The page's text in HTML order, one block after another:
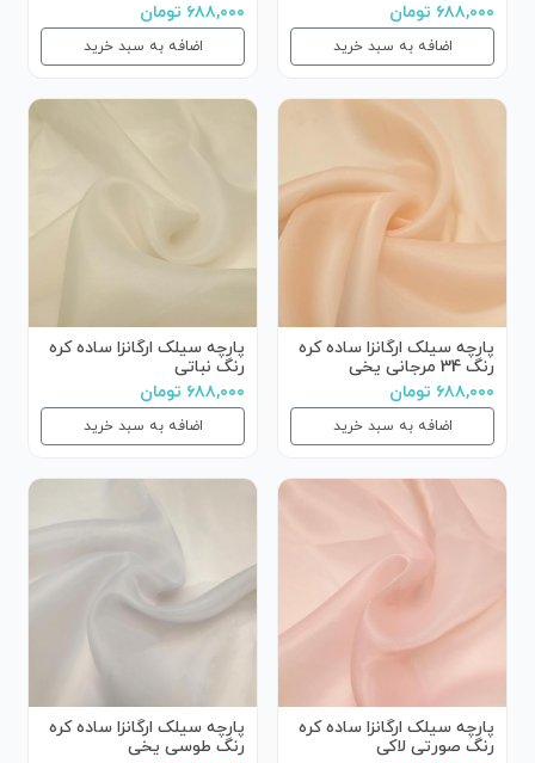
۶۸۸,۰۰۰ تومان
اضافه به سبد خرید
۶۸۸,۰۰۰ تومان
اضافه به سبد خرید
پارچه سیلک ارگانزا ساده کره
رنگ 34 مرجانی یخی
۶۸۸,۰۰۰ تومان
اضافه به سبد خرید
پارچه سیلک ارگانزا ساده کره
رنگ نباتی
۶۸۸,۰۰۰ تومان
اضافه به سبد خرید
پارچه سیلک ارگانزا ساده کره
رنگ صورتی لاکی
پارچه سیلک ارگانزا ساده کره
رنگ طوسی یخی